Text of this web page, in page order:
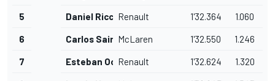
5 Daniel Ricciardo
Renault 1'32.364 1.060
6 Carlos Sainz Jr.McLaren 1'32.550 1.246
7 Esteban OconRenault 1'32.624 1.320